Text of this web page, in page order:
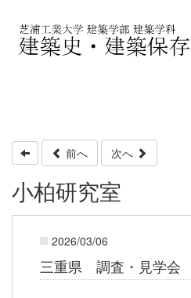
前へ 次へ
小柏研究室
2026/03/06
三重県 調査・見学会